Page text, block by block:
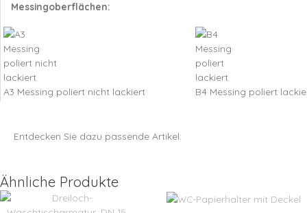
Messingoberflächen:
A3 Messing poliert nicht lackiert B4 Messing poliert
Entdecken Sie dazu passende Artikel:
Ähnliche Produkte